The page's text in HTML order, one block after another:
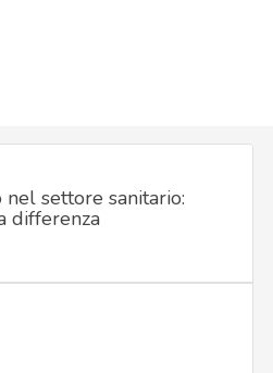
settore sanitario:
differenza